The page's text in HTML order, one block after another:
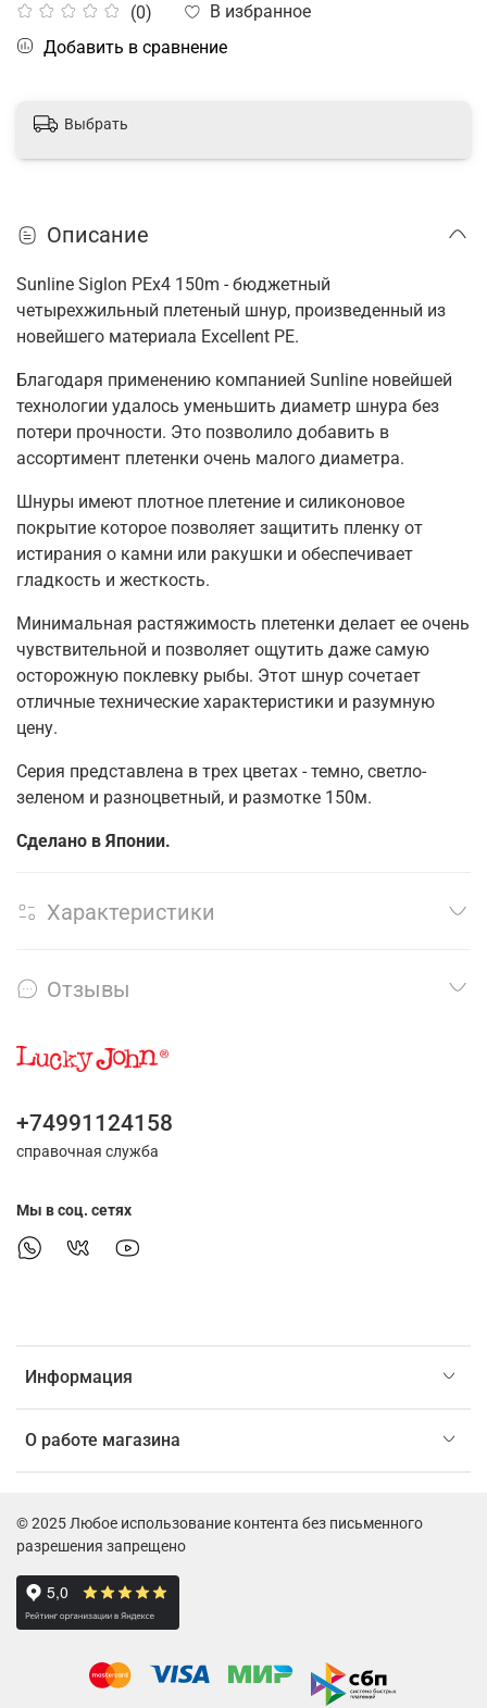
(0)
В избранное
Добавить в сравнение
Выбрать
Описание
Sunline Siglon PEx4 150m - бюджетный
четырехжильный плетеный шнур, произведенный из
новейшего материала Excellent PE.
Благодаря применению компанией Sunline новейшей
технологии удалось уменьшить диаметр шнура без
потери прочности. Это позволило добавить в
ассортимент плетенки очень малого диаметра.
Шнуры имеют плотное плетение и силиконовое
покрытие которое позволяет защитить пленку от
истирания о камни или ракушки и обеспечивает
гладкость и жесткость.
Минимальная растяжимость плетенки делает ее очень
чувствительной и позволяет ощутить даже самую
осторожную поклевку рыбы. Этот шнур сочетает
отличные технические характеристики и разумную
цену.
Серия представлена в трех цветах - темно, светло-
зеленом и разноцветный, и размотке 150м.
Сделано в Японии.
Характеристики
Отзывы
Информация
О работе магазина
+74991124158
справочная служба
Мы в соц. сетях
© 2025 Любое использование контента без письменного
разрешения запрещено